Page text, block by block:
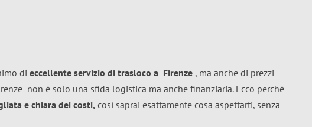
di eccellente servizio di trasloco a Firenze , ma anche di prezzi
non è solo una sfida logistica ma anche finanziaria. Ecco perché
e chiara dei costi, così saprai esattamente cosa aspettarti, senza